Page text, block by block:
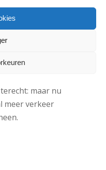
lossen kan je
met andere
met z’n allen
een app.
maar nu
meer verkeer